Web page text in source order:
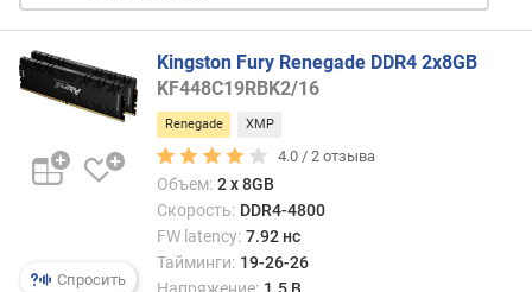
г
и
м
о
д
о
и
Спросить
Kingston Fury Renegade DDR4 2x8GB
KF448C19RBK2/16
Renegade XMP
4.0 /2 отзыва
Объем: 2 x 8GB
Скорость: DDR4-4800
FW latency: 7.92 нс
Тайминги: 19-26-26
Напряжение: 1.5 В